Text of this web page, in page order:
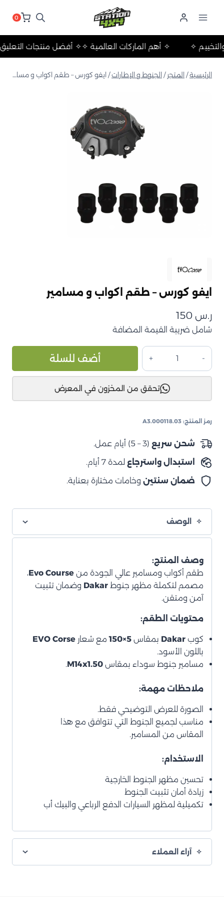
0
✧ أفضل منتجات✧ أهم الماركات العالمية ✧ والتخييم ✧
الرئيسية/ المتجر / الجنوط و الإطارات/ ايفو كورس – طقم اكواب و مسامير
ايفو كورس – طقم اكواب و مسامير
ر.س
شامل ضريبة القيمة المضافة
كمية
كورس
طقم
و
مسامير
أضف للسلة
تحقق من المخزون في المعرض
رمز المنتج: A3.000118.03
شحن سريع (3 – 5) أيام عمل.
استبدال واسترجاع لمدة 7 أيام.
ضمان سنتين وخامات مختارة بعناية.
الوصف
وصف المنتج:
طقم أكواب ومسامير عالي الجودة من Evo Course،
مصمم لتكملة مظهر جنوط Dakar وضمان تثبيت
آمن ومتقن.
محتويات الطقم:
كوب Dakar بمقاس 5×150 مع شعار EVO Corse
باللون الأسود.
مسامير جنوط سوداء بمقاس M14x1.50
.
ملاحظات مهمة:
الصورة للعرض التوضيحي فقط.
مناسب لجميع الجنوط التي تتوافق مع هذا
المقاس من المسامير.
الاستخدام:
تحسين مظهر الجنوط الخارجية
زيادة أمان تثبيت الجنوط
تكميلية لمظهر السيارات الدفع الرباعي والبيك أب
آراء العملاء